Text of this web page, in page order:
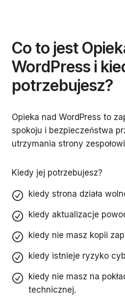
Co to jest
WordPress i
potrzebujesz?
Opieka nad WordPress to
spokoju i bezpieczeństwa
utrzymania strony
Kiedy jej potrzebujesz?
kiedy strona działa
kiedy aktualizacje
kiedy nie masz kopii
kiedy istnieje ryzyko
kiedy nie masz na
technicznej.